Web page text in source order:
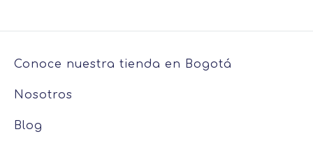
Conoce nuestra tienda en Bogotá
Nosotros
Blog